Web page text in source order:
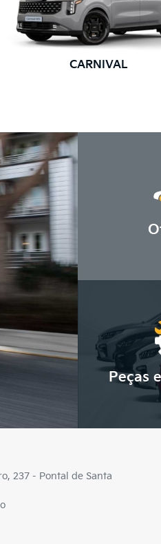
CARNIVAL
Peças
237 - Pontal de Santa